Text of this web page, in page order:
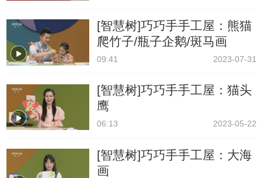
[智慧树]巧巧手手工屋：熊猫
爬竹子/瓶子企鹅/斑马画
09:41 2023-07-31
[智慧树]巧巧手手工屋：猫头
鹰
06:13 2023-05-22
[智慧树]巧巧手手工屋：大海
画